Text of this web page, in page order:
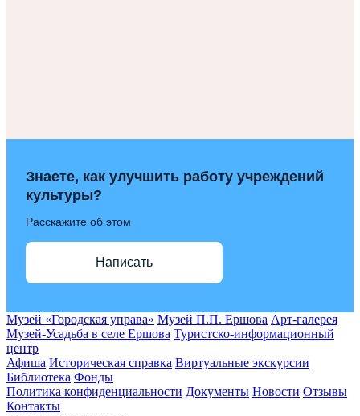
Знаете, как улучшить работу учреждений
культуры?
Расскажите об этом
Написать
Музей «Городская управа» Музей П.П. Ершова Арт-галерея
Музей-Усадьба в селе Ершова Туристско-информационный
центр
Афиша Историческая справка Виртуальные экскурсии
Библиотека Фонды
Политика конфиденциальности Документы Новости Отзывы
Контакты